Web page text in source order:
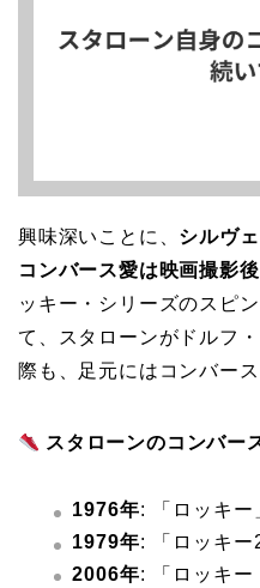
興味深いことに、 シルヴ
コンバース愛は映画撮影
ッキー・シリーズのスピ
て、スタローンがドルフ
際も、足元にはコンバー
スタローンのコンバー
1976年: 「ロッキー
1979年: 「ロッキー
2006年: 「ロッキー